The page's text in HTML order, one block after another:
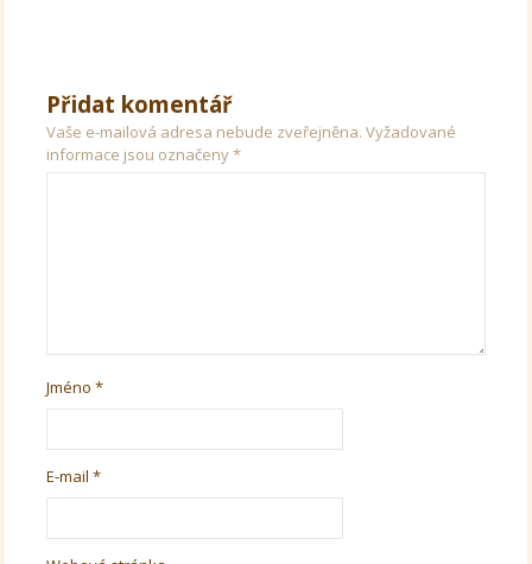
Přidat komentář
Vaše e-mailová adresa nebude zveřejněna. Vyžadované
informace jsou označeny*
Jméno*
E-mail*